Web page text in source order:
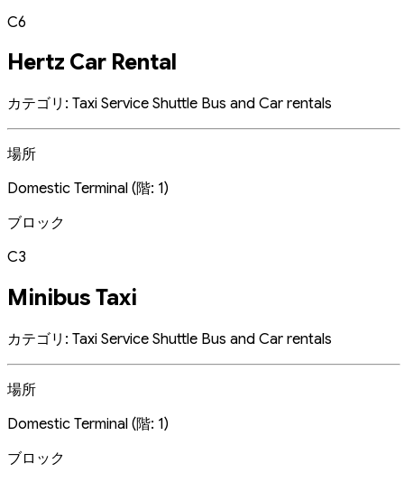
C6
Hertz Car Rental
カテゴリ: Taxi Service Shuttle Bus and Car rentals
場所
Domestic Terminal (階: 1)
ブロック
C3
Minibus Taxi
カテゴリ: Taxi Service Shuttle Bus and Car rentals
場所
Domestic Terminal (階: 1)
ブロック